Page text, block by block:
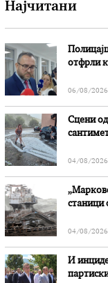
Најчитани
отфрли
06/08/2026
Сцени
04/08/2026
станици
04/08/2026
И